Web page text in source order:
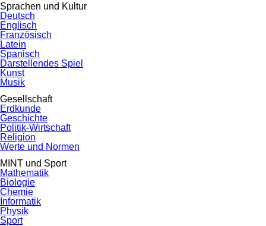
Sprachen und Kultur
Deutsch
Englisch
Französisch
Latein
Spanisch
Darstellendes Spiel
Kunst
Musik
Gesellschaft
Erdkunde
Geschichte
Politik-Wirtschaft
Religion
Werte und Normen
MINT und Sport
Mathematik
Biologie
Chemie
Informatik
Physik
Sport